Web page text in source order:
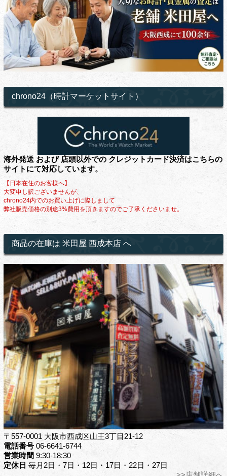
chrono24（時計マーケットサイト）
海外発送 および 店頭以外での クレジットカード決済はこちらの
サイトにて対応しています。
【日本在住のお客様へ】
大変申し訳ございませんが、
chrono24内でのお買い上げに際しまして
弊社販売価格の別途3%費用を頂きますのでご了承くださいませ。
商品の在庫は 米田屋 西成本店 へ
〒557-0001 大阪市西成区山王3丁目21-12
電話番号06-6641-6744
営業時間 9:30-18:30
定休日 毎月2日・7日・12日・17日・22日・27日